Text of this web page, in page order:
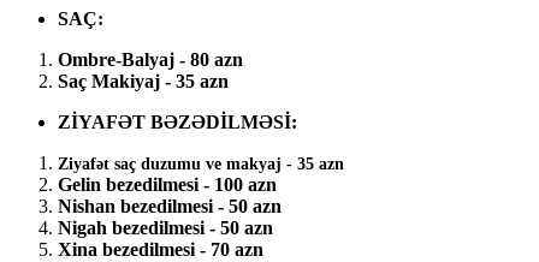
SAÇ:
Ombre-Balyaj - 80 azn
Saç Makiyaj - 35 azn
ZİYAFƏT BƏZƏDİLMƏSİ:
Ziyafət saç duzumu ve makyaj - 35 azn
Gelin bezedilmesi - 100 azn
Nishan bezedilmesi - 50 azn
Nigah bezedilmesi - 50 azn
Xina bezedilmesi - 70 azn